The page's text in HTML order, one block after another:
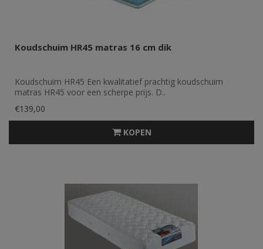
Koudschuim HR45 matras 16 cm dik
Koudschuim HR45 Een kwalitatief prachtig koudschuim
matras HR45 voor een scherpe prijs. D..
€139,00
KOPEN